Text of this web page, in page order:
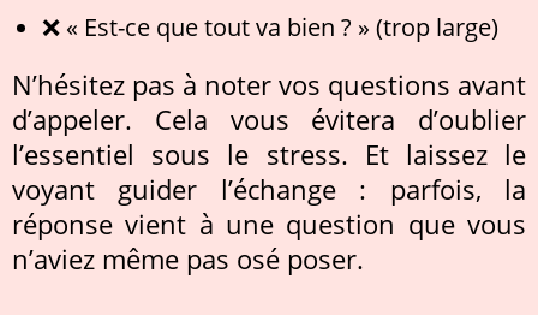
❌ « Est-ce que tout va bien ? » (trop large)
N’hésitez pas à noter vos questions avant
d’appeler. Cela vous évitera d’oublier
l’essentiel sous le stress. Et laissez le
voyant guider l’échange : parfois, la
réponse vient à une question que vous
n’aviez même pas osé poser.